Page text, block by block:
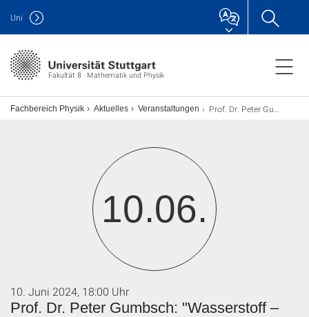
Fakultät 8 · Mathematik und Physik
Uni
Fachbereich Physik Aktuelles Veranstaltungen Prof. Dr. Peter Gumbsch: "Wasserstoff – Energieträger der Zukunft, Herausforderung für Werkstoffe"
10.06.
Prof. Dr. Peter Gumbsch: "Wasserstoff –
10. Juni 2024, 18:00 Uhr